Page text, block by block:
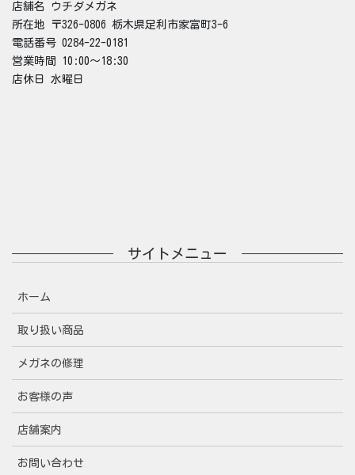
店舗名 ウチダメガネ
所在地 〒326-0806 栃木県足利市家富町3-6
電話番号 0284-22-0181
営業時間 10:00～18:30
店休日 水曜日
サイトメニュー
ホーム
取り扱い商品
メガネの修理
お客様の声
店舗案内
お問い合わせ